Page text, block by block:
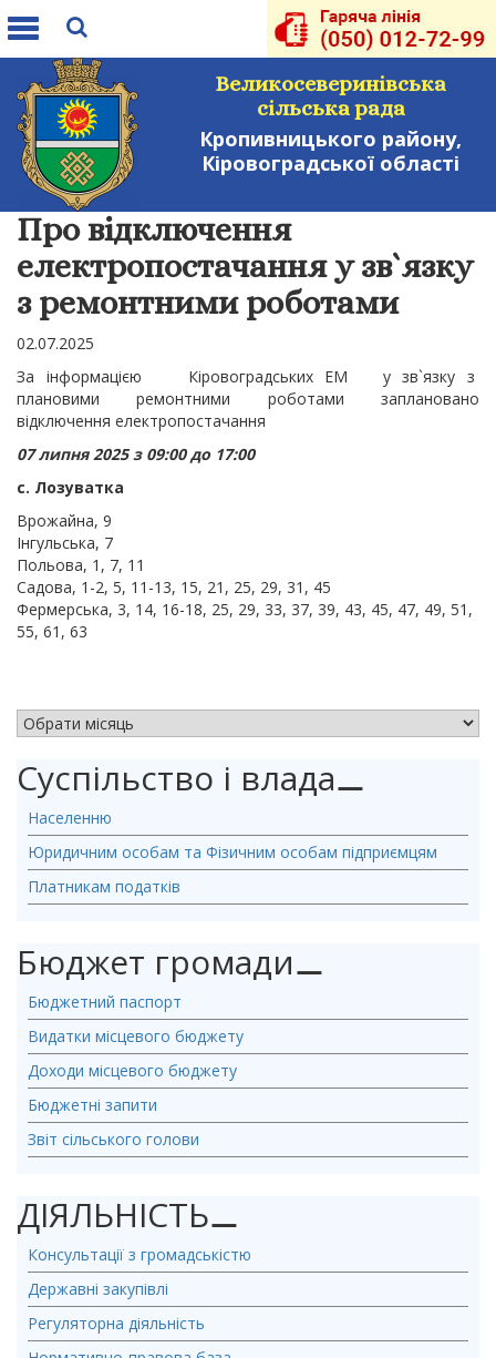
Toggle
Великосеверинівська
сільська рада
Кропивницького району,
Кіровоградської області
Про відключення
електропостачання у зв`язку
з ремонтними роботами
02.07.2025
За інформацією Кіровоградських ЕМ у зв`язку з
плановими ремонтними роботами заплановано
відключення електропостачання
07 липня 2025 з 09:00 до 17:00
с. Лозуватка
Врожайна, 9
Інгульська, 7
Польова, 1, 7, 11
Садова, 1-2, 5, 11-13, 15, 21, 25, 29, 31, 45
Фермерська, 3, 14, 16-18, 25, 29, 33, 37, 39, 43, 45, 47, 49, 51,
55, 61, 63
Суспільство і влада⚊
Населенню
Юридичним особам та Фізичним особам підприємцям
Платникам податків
Бюджет громади⚊
Бюджетний паспорт
Видатки місцевого бюджету
Доходи місцевого бюджету
Бюджетні запити
Звіт сільського голови
ДІЯЛЬНІСТЬ⚊
Консультації з громадськістю
Державні закупівлі
Регуляторна діяльність